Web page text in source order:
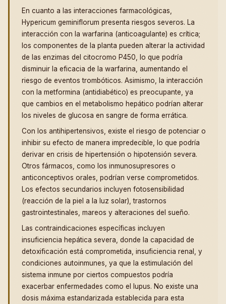
En cuanto a las interacciones farmacológicas,
Hypericum geminiflorum presenta riesgos severos. La
interacción con la warfarina (anticoagulante) es crítica;
los componentes de la planta pueden alterar la actividad
de las enzimas del citocromo P450, lo que podría
disminuir la eficacia de la warfarina, aumentando el
riesgo de eventos trombóticos. Asimismo, la interacción
con la metformina (antidiabético) es preocupante, ya
que cambios en el metabolismo hepático podrían alterar
los niveles de glucosa en sangre de forma errática.
Con los antihipertensivos, existe el riesgo de potenciar o
inhibir su efecto de manera impredecible, lo que podría
derivar en crisis de hipertensión o hipotensión severa.
Otros fármacos, como los inmunosupresores o
anticonceptivos orales, podrían verse comprometidos.
Los efectos secundarios incluyen fotosensibilidad
(reacción de la piel a la luz solar), trastornos
gastrointestinales, mareos y alteraciones del sueño.
Las contraindicaciones específicas incluyen
insuficiencia hepática severa, donde la capacidad de
detoxificación está comprometida, insuficiencia renal, y
condiciones autoinmunes, ya que la estimulación del
sistema inmune por ciertos compuestos podría
exacerbar enfermedades como el lupus. No existe una
dosis máxima estandarizada establecida para esta